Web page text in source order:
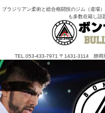
ブラジリアン柔術と総合格闘技のジム（道場
も多数在籍し話
TEL.053-433-7971 〒1431-3114 静岡